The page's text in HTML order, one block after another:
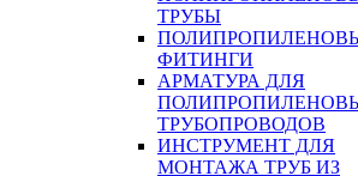
ТРУБЫ
ФИТИНГИ
АРМАТУРА ДЛЯ
ТРУБОПРОВОДОВ
ИНСТРУМЕНТ ДЛЯ
МОНТАЖА ТРУБ ИЗ